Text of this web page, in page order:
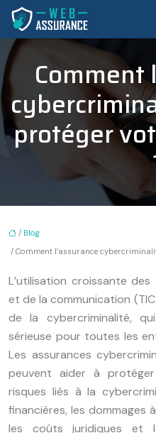
Comment
protéger
/ Blog
/ Comment l’assurance
L’utilisation croissante
et de la communication
de la cybercriminalité,
sérieuse pour toutes les
Les assurances
peuvent aider à
risques liés à la
financières, les dommages
les coûts juridiques et